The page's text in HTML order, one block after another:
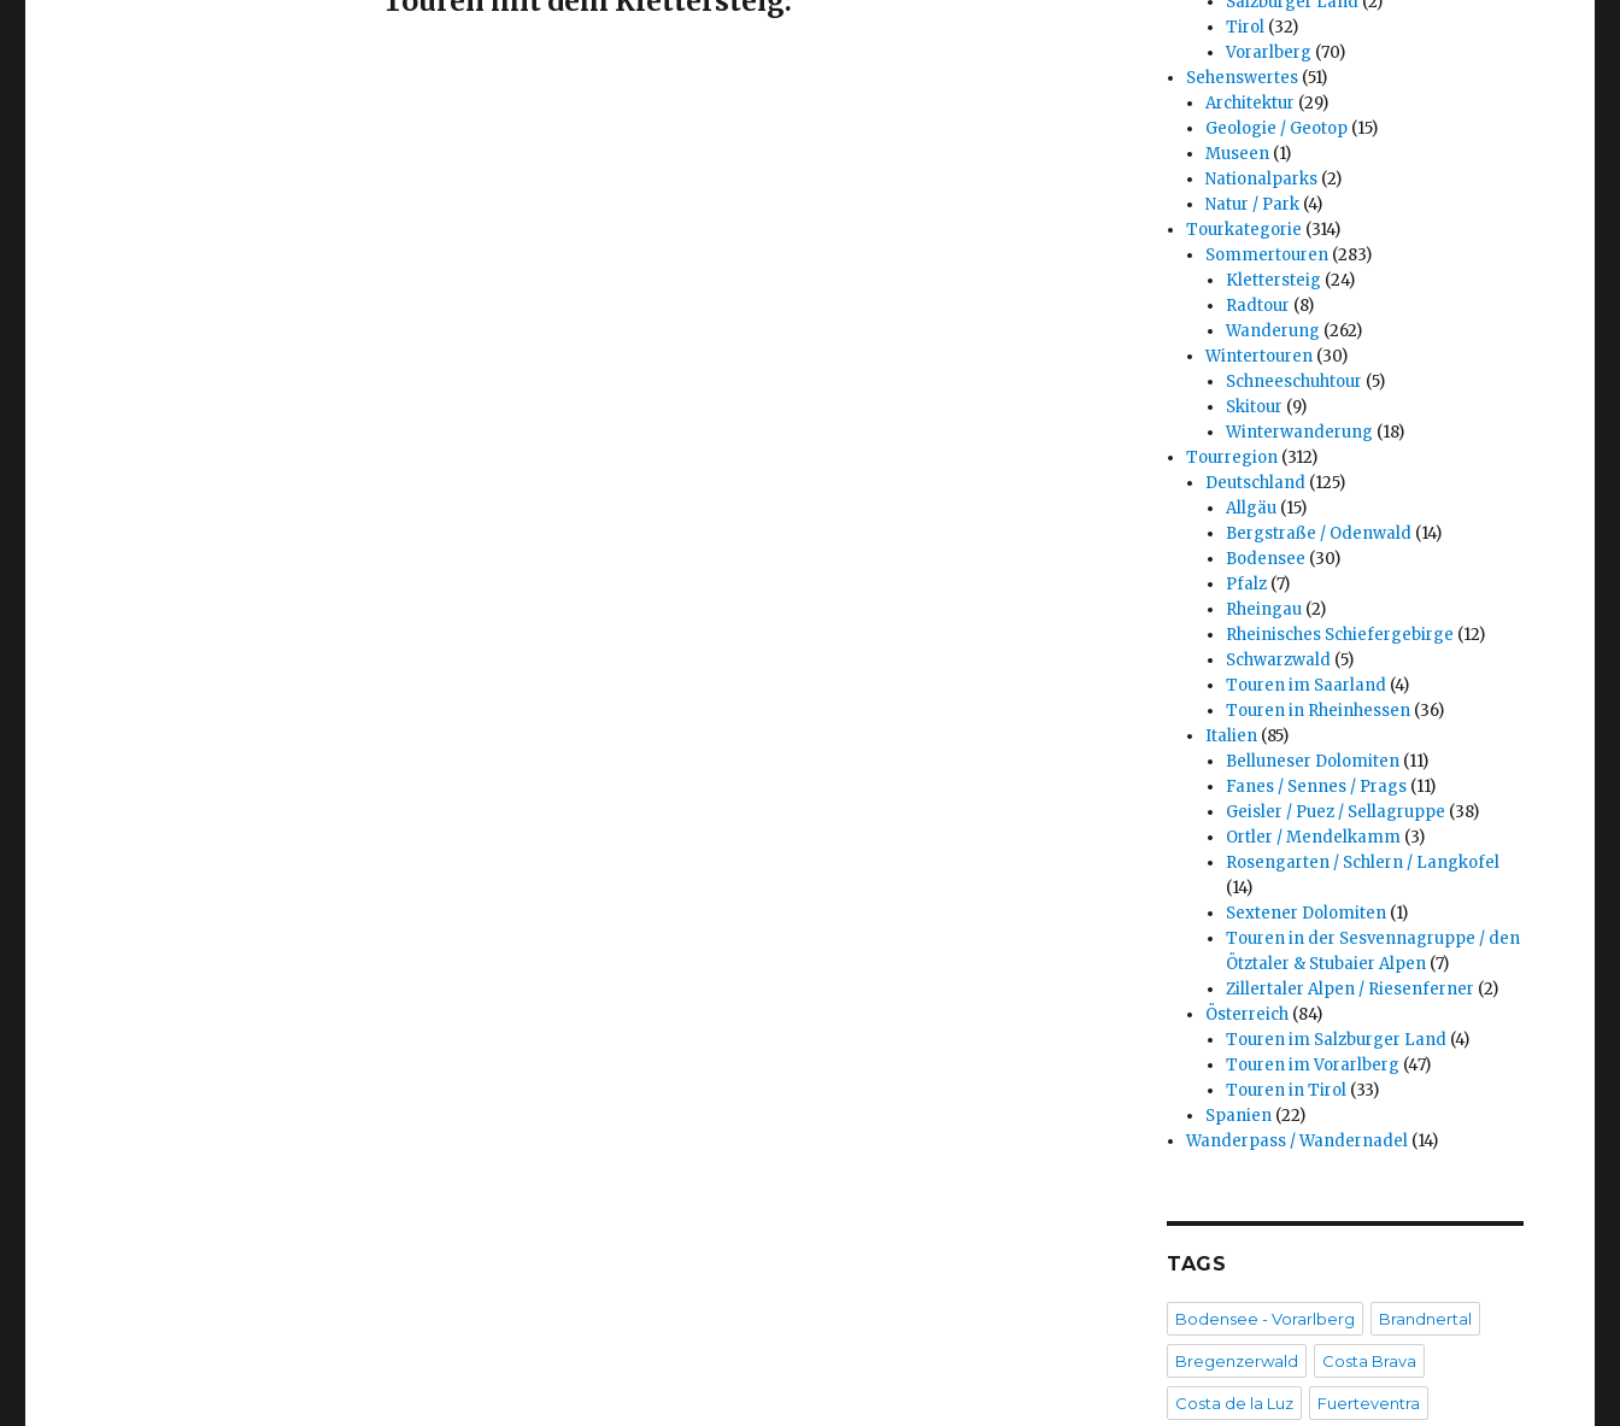
Tirol(32)
Vorarlberg (70)
Sehenswertes (51)
Architektur (29)
Geologie / Geotop (15)
Museen (1)
Nationalparks (2)
Natur / Park (4)
Tourkategorie (314)
Sommertouren (283)
Klettersteig (24)
Radtour (8)
Wanderung (262)
Wintertouren (30)
Schneeschuhtour (5)
Skitour (9)
Winterwanderung (18)
Tourregion (312)
Deutschland (125)
Allgäu(15)
Bergstraße / Odenwald(14)
Bodensee (30)
Pfalz(7)
Rheingau(2)
Rheinisches Schiefergebirge (12)
Schwarzwald(5)
Touren im Saarland(4)
Touren in Rheinhessen(36)
Italien (85)
Belluneser Dolomiten(11)
Fanes / Sennes / Prags(11)
Geisler / Puez / Sellagruppe (38)
Ortler / Mendelkamm(3)
Rosengarten / Schlern / Langkofel
(14)
Sextener Dolomiten(1)
Touren in der Sesvennagruppe / den
Ötztaler & Stubaier Alpen(7)
Zillertaler Alpen / Riesenferner (2)
Österreich (84)
Touren im Salzburger Land(4)
Touren im Vorarlberg (47)
Touren in Tirol(33)
Spanien (22)
Wanderpass / Wandernadel (14)
TAGS
Bodensee - Vorarlberg Brandnertal
Bregenzerwald Costa Brava
Costa de la Luz Fuerteventra